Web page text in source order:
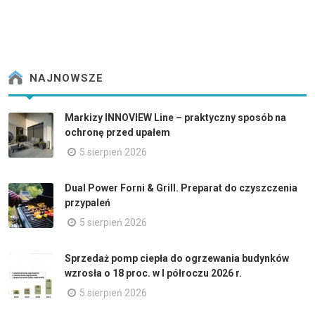
NAJNOWSZE
Markizy INNOVIEW Line – praktyczny sposób na
ochronę przed upałem
5 sierpień 2026
Dual Power Forni & Grill. Preparat do czyszczenia
przypaleń
5 sierpień 2026
Sprzedaż pomp ciepła do ogrzewania budynków
wzrosła o 18 proc. w I półroczu 2026 r.
5 sierpień 2026